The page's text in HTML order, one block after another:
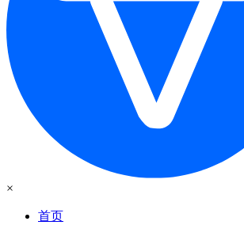
×
首页